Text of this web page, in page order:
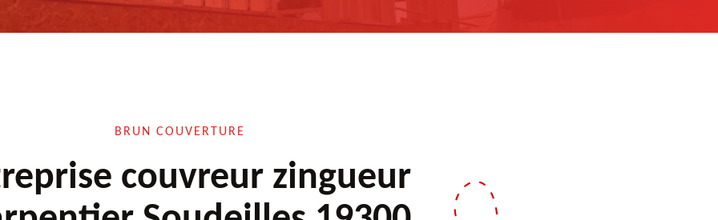
BRUN COUVERTURE
couvreur zingueur